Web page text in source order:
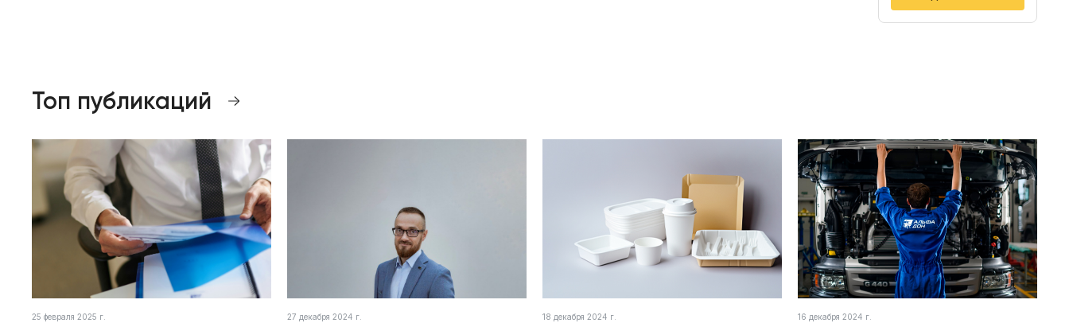
Топ публикаций
25 февраля 2025 г. 27 декабря 2024 г. 18 декабря 2024 г. 16 декабря 2024 г.